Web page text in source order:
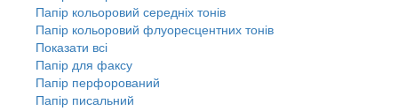
Папір кольоровий середніх тонів
Папір кольоровий флуоресцентних тонів
Показати всі
Папір для факсу
Папір перфорований
Папір писальний